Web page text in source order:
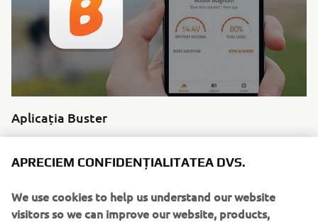
Aplicația Buster
Buster Q transmite informațiile tale aplicației Buster App,
care permite să revizuiești traseul, să îl împărtășești
mai bună experiență de navigare.
Citește mai multe
APRECIEM CONFIDENȚIALITATEA DVS.
We use cookies to help us understand our website
visitors so we can improve our website, products,